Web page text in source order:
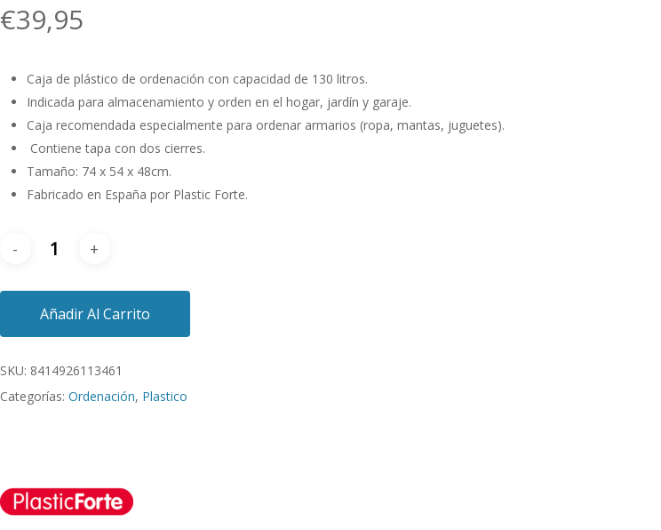
€39,95
Caja de plástico de ordenación con capacidad de 130 litros.
Indicada para almacenamiento y orden en el hogar, jardín y garaje.
Caja recomendada especialmente para ordenar armarios (ropa, mantas, juguetes).
Contiene tapa con dos cierres.
Tamaño: 74 x 54 x 48cm.
Fabricado en España por Plastic Forte.
Añadir Al Carrito
SKU: 8414926113461
Categorías: Ordenación, Plastico